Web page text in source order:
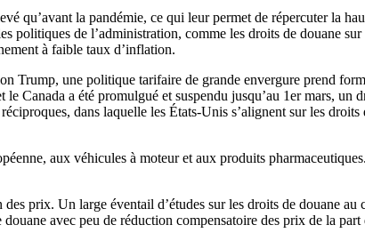
qu’avant la pandémie, ce qui leur permet de répercuter la
politiques de l’administration, comme les droits de douane
à faible taux d’inflation.
Trump, une politique tarifaire de grande envergure prend
Canada a été promulgué et suspendu jusqu’au 1er mars, un
dans laquelle les États-Unis s’alignent sur les
aux véhicules à moteur et aux produits
prix. Un large éventail d’études sur les droits de douane
avec peu de réduction compensatoire des prix de la